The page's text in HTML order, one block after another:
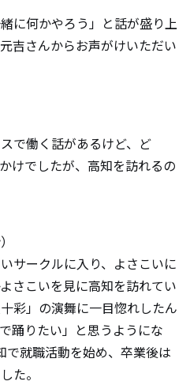
に何かやろう」と話が盛り上
吉さんからお声がけいただい
で働く話があるけど、ど
けでしたが、高知を訪れるの
サークルに入り、よさこいに
さこいを見に高知を訪れてい
彩」の演舞に一目惚れしたん
踊りたい」と思うようにな
で就職活動を始め、卒業後は
た。